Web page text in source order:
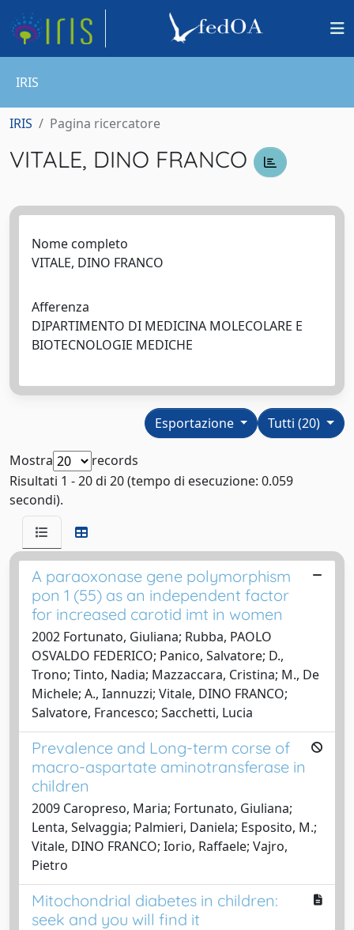
IRIS
IRIS Pagina ricercatore
VITALE, DINO FRANCO
Nome completo
VITALE, DINO FRANCO
Afferenza
DIPARTIMENTO DI MEDICINA MOLECOLARE E
BIOTECNOLOGIE MEDICHE
Tutti (20)
Esportazione
Mostra
records
Risultati 1 - 20 di 20 (tempo di esecuzione: 0.059
secondi).
A paraoxonase gene polymorphism
pon 1 (55) as an independent factor
for increased carotid imt in women
2002 Fortunato, Giuliana; Rubba, PAOLO
OSVALDO FEDERICO; Panico, Salvatore; D.,
Trono; Tinto, Nadia; Mazzaccara, Cristina; M., De
Michele; A., Iannuzzi; Vitale, DINO FRANCO;
Salvatore, Francesco; Sacchetti, Lucia
Prevalence and Long-term corse of
macro-aspartate aminotransferase in
children
2009 Caropreso, Maria; Fortunato, Giuliana;
Lenta, Selvaggia; Palmieri, Daniela; Esposito, M.;
Vitale, DINO FRANCO; Iorio, Raffaele; Vajro,
Pietro
Mitochondrial diabetes in children:
seek and you will find it